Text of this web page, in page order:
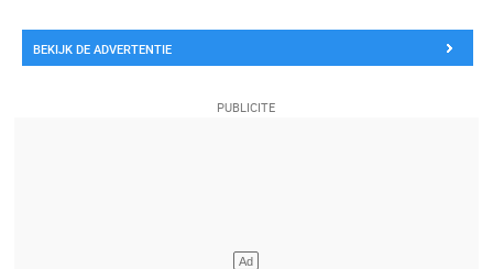
BEKIJK DE ADVERTENTIE